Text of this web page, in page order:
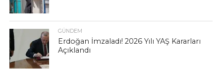
GÜNDEM
Erdoğan İmzaladı! 2026 Yılı YAŞ Kararları
Açıklandı